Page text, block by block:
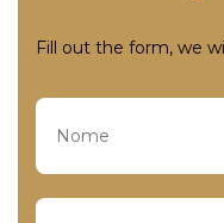
Fill out the form, we